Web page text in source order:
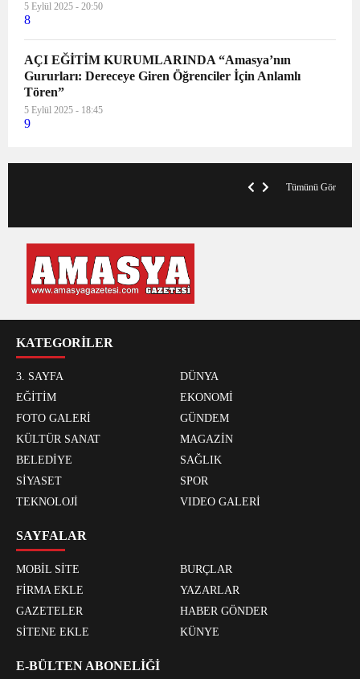
5 Eylül 2025 - 20:50
8
AÇI EĞİTİM KURUMLARINDA “Amasya’nın
Gururları: Dereceye Giren Öğrenciler İçin Anlamlı
Tören”
5 Eylül 2025 - 18:45
9
Tümünü Gör
KATEGORİLER
3. SAYFA
DÜNYA
EĞİTİM
EKONOMİ
FOTO GALERİ
GÜNDEM
KÜLTÜR SANAT
MAGAZİN
BELEDİYE
SAĞLIK
SİYASET
SPOR
TEKNOLOJİ
VIDEO GALERİ
SAYFALAR
MOBİL SİTE
BURÇLAR
FİRMA EKLE
YAZARLAR
GAZETELER
HABER GÖNDER
SİTENE EKLE
KÜNYE
E-BÜLTEN ABONELİĞİ